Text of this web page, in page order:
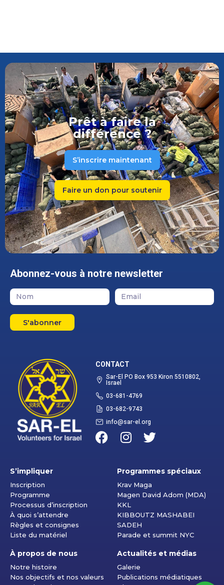
Prêt à faire la
différence ?
S’inscrire maintenant
Faire un don pour soutenir
Abonnez-vous à notre newsletter
S'abonner
CONTACT
Sar-El PO Box 953 Kiron 5510802,
Israel
03-681-4769
03-682-9743
info@sar-el.org
S’impliquer
Inscription
Programme
Processus d’inscription
À quoi s’attendre
Règles et consignes
Liste du matériel
Programmes spéciaux
Krav Maga
Magen David Adom (MDA)
KKL
KIBBOUTZ MASHABEI
SADEH
Parade et summit NYC
À propos de nous
Notre histoire
Nos objectifs et nos valeurs
Actualités et médias
Galerie
Publications médiatiques